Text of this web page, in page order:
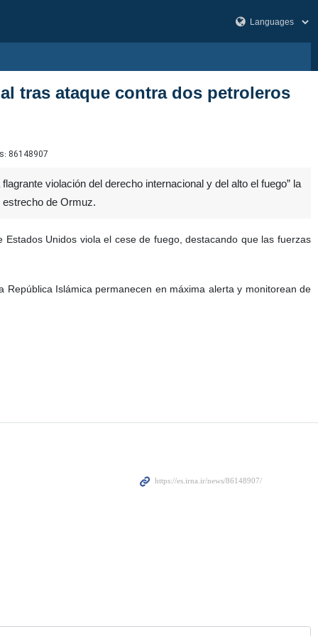
tras ataque contra dos petroleros
86148907
violación del derecho internacional y del alto el fuego” la
de Ormuz.
Unidos viola el cese de fuego, destacando que las fuerzas
Islámica permanecen en máxima alerta y monitorean de